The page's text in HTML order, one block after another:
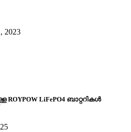
LiFePO4 ബാറ്ററികൾ